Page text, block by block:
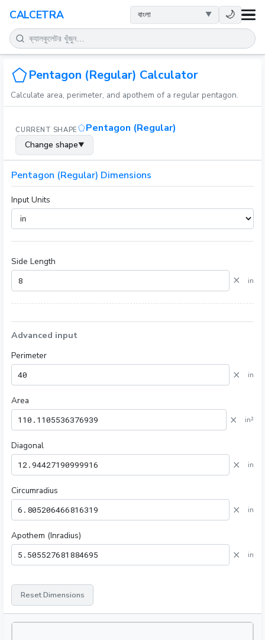
CALCETRA 🌙
গণিত
রূপান্তর
বিজ্ঞান
দৈনন্দিন
অন्যান্য সরঞ্জাম
Pentagon (Regular) Calculator
Calculate area, perimeter, and apothem of a regular pentagon.
CURRENT SHAPE Pentagon (Regular)
Change shape▼
Pentagon (Regular) Dimensions
Input Units
Side Length
× in
Advanced input
Perimeter
× in
Area
× in²
Diagonal
× in
Circumradius
× in
Apothem (Inradius)
× in
Reset Dimensions